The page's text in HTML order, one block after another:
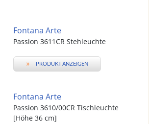
Fontana Arte
Passion 3611CR Stehleuchte
» PRODUKT ANZEIGEN
Fontana Arte
Passion 3610/00CR Tischleuchte
[Höhe 36 cm]